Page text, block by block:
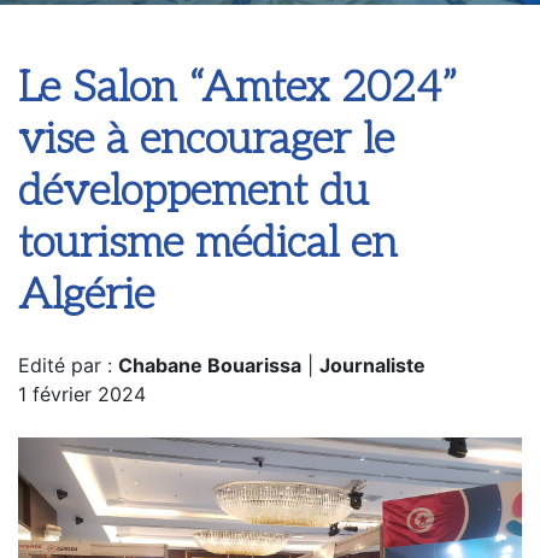
Le Salon “Amtex 2024”
vise à encourager le
développement du
tourisme médical en
Algérie
Edité par : Chabane Bouarissa
Journaliste
1 février 2024